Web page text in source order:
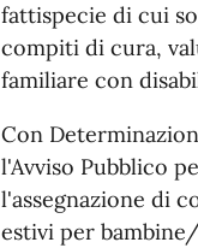
fattispecie di cui
compiti di cura,
familiare con
Con
l'Avviso Pubblico
l'assegnazione di
estivi per